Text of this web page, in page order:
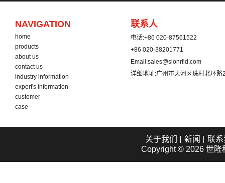
NAVIGATION
home
products
about us
contact us
industry information
expert's information
customer
case
联系人
电话:+86 020-87561522
+86 020-38201771
Email:sales@slonrfid.com
详细地址:广州市天河区珠村北环
关于我们 新闻
联
Copyright © 2026 世隆